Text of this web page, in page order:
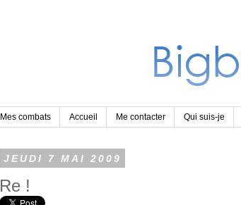
Mes combats Accueil Me contacter Qui suis-je
JEUDI 7 MAI 2009
Re !